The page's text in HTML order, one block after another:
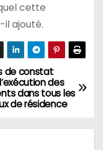
cette
ajouté.
de constat
des
dans tous les
de résidence